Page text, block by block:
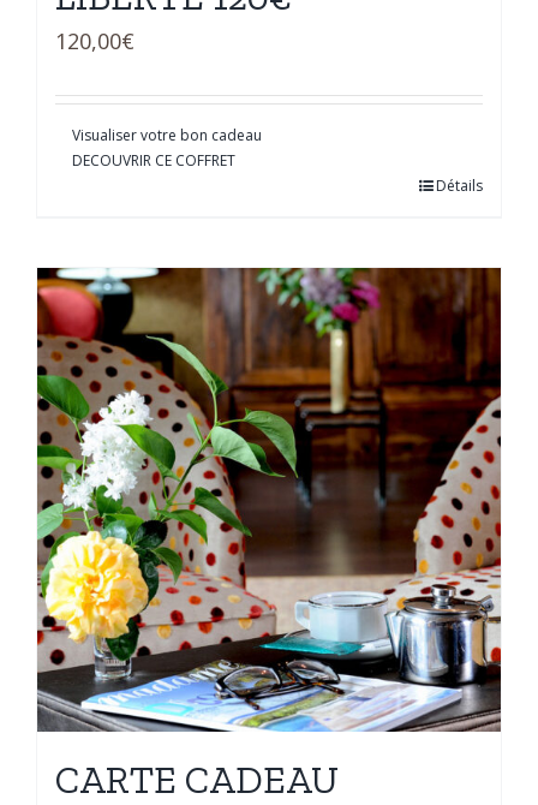
120,00€
Visualiser votre bon cadeau
DECOUVRIR CE COFFRET
Détails
CARTE CADEAU